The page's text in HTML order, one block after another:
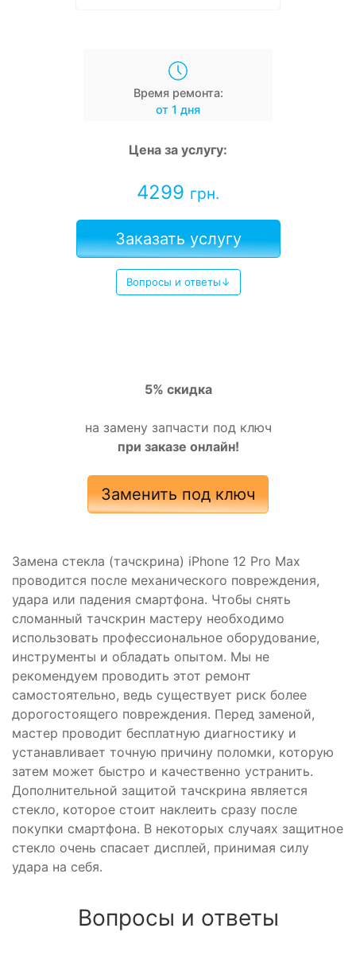
Время ремонта:
от 1 дня
Цена за услугу:
4299 грн.
Заказать услугу
Вопросы и ответы↓
5% скидка
на замену запчасти под ключ
при заказе онлайн!
Заменить под ключ
Замена стекла (тачскрина) iPhone 12 Pro Max
проводится после механического повреждения,
удара или падения смартфона. Чтобы снять
сломанный тачскрин мастеру необходимо
использовать профессиональное оборудование,
инструменты и обладать опытом. Мы не
рекомендуем проводить этот ремонт
самостоятельно, ведь существует риск более
дорогостоящего повреждения. Перед заменой,
мастер проводит бесплатную диагностику и
устанавливает точную причину поломки, которую
затем может быстро и качественно устранить.
Дополнительной защитой тачскрина является
стекло, которое стоит наклеить сразу после
покупки смартфона. В некоторых случаях защитное
стекло очень спасает дисплей, принимая силу
удара на себя.
Вопросы и ответы